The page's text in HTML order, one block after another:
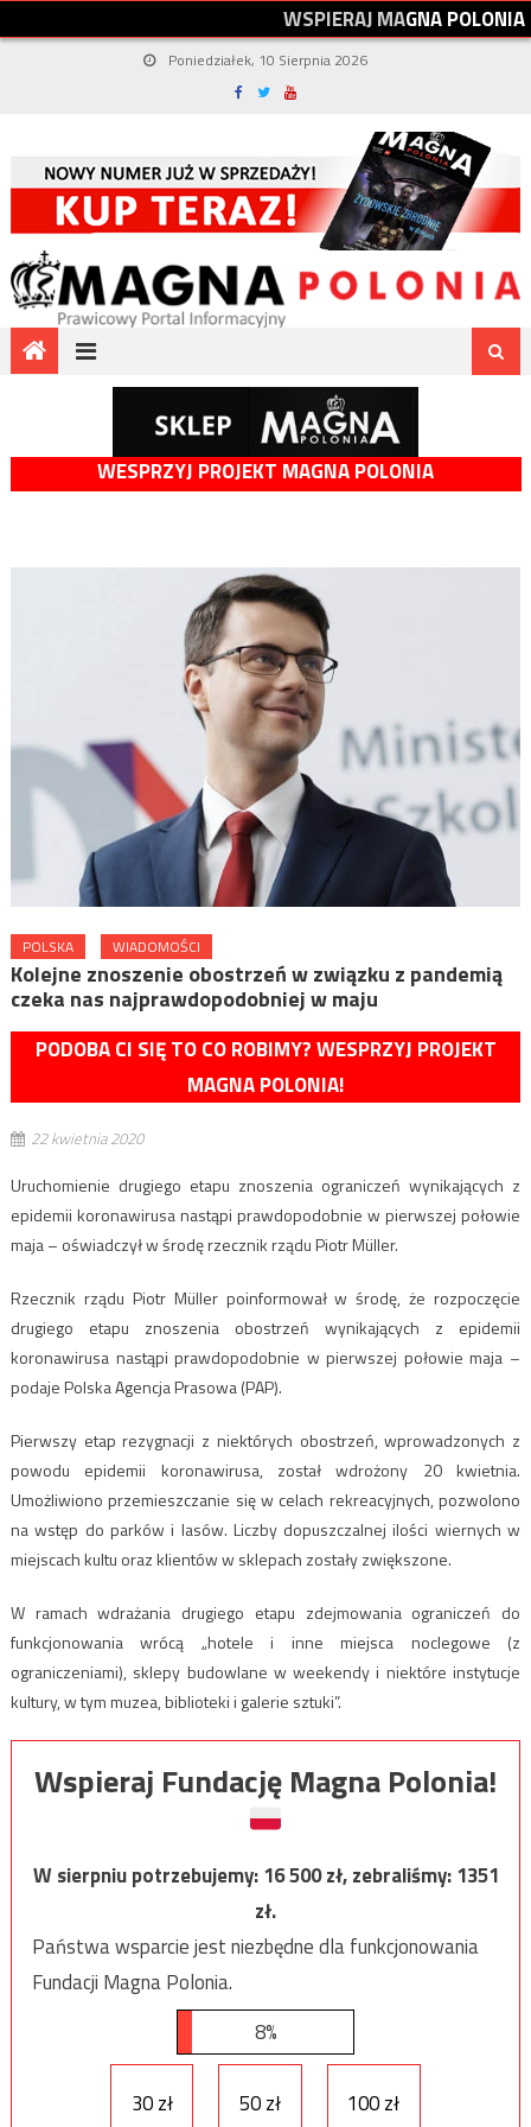
WSPIERAJMAGNAPOLONIA
Poniedziałek, 10 Sierpnia 2026
WESPRZYJ PROJEKT MAGNA POLONIA
POLSKA WIADOMOŚCI
Kolejne znoszenie obostrzeń w związku z pandemią
czeka nas najprawdopodobniej w maju
PODOBA CI SIĘ TO CO ROBIMY? WESPRZYJ PROJEKT
MAGNA POLONIA!
22 kwietnia 2020
Uruchomienie drugiego etapu znoszenia ograniczeń wynikających z
epidemii koronawirusa nastąpi prawdopodobnie w pierwszej połowie
maja – oświadczył w środę rzecznik rządu Piotr Müller.
Rzecznik rządu Piotr Müller poinformował w środę, że rozpoczęcie
drugiego etapu znoszenia obostrzeń wynikających z epidemii
koronawirusa nastąpi prawdopodobnie w pierwszej połowie maja –
podaje Polska Agencja Prasowa (PAP).
Pierwszy etap rezygnacji z niektórych obostrzeń, wprowadzonych z
powodu epidemii koronawirusa, został wdrożony 20 kwietnia.
Umożliwiono przemieszczanie się w celach rekreacyjnych, pozwolono
na wstęp do parków i lasów. Liczby dopuszczalnej ilości wiernych w
miejscach kultu oraz klientów w sklepach zostały zwiększone.
W ramach wdrażania drugiego etapu zdejmowania ograniczeń do
funkcjonowania wrócą „hotele i inne miejsca noclegowe (z
ograniczeniami), sklepy budowlane w weekendy i niektóre instytucje
kultury, w tym muzea, biblioteki i galerie sztuki”.
Wspieraj Fundację Magna Polonia!
W sierpniu potrzebujemy:16 500zł, zebraliśmy:1351
zł.
Państwa wsparcie jest niezbędne dla funkcjonowania
Fundacji Magna Polonia.
8%
30 zł 50 zł 100 zł